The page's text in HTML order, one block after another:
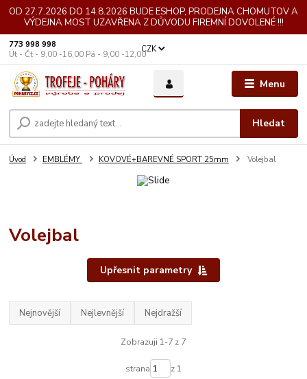
OD 27.7.2026 DO 14.8.2026 BUDE ESHOP, PRODEJNA CHOMUTOV A
VÝDEJNA MOST UZAVŘENA Z DŮVODU FIREMNÍ DOVOLENÉ !!!
Menu
CZK
Hledat
773 998 998
Út - Čt - 9,00 -16,00 Pá - 9,00 -12,00
Úvod EMBLÉMY KOVOVÉ+BAREVNÉ SPORT 25mm Volejbal
Volejbal
Upřesnit parametry
Nejnovější Nejlevnější Nejdražší
Zobrazuji 1-7 z 7
strana z 1